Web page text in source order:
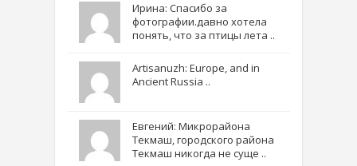
Ирина: Спасибо за
фотографии.давно хотела
понять, что за птицы лета ..
Artisanuzh: Europe, and in
Ancient Russia ..
Евгений: Микрорайона
Текмаш, городского района
Текмаш никогда не суще ..